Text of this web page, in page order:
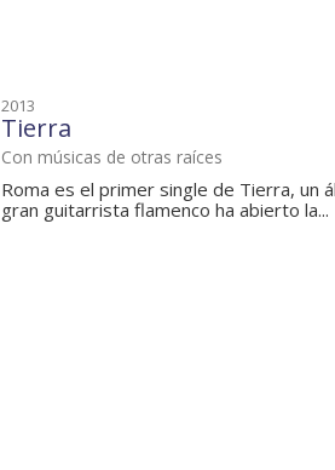
2013
Tierra
Con músicas de otras raíces
Roma es el primer single de Tierra, un
gran guitarrista flamenco ha abierto la...